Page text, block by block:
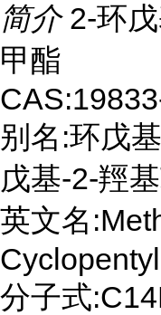
简介 2-环
甲酯
别名:环戊
戊基-2-羥
英文名
分子式